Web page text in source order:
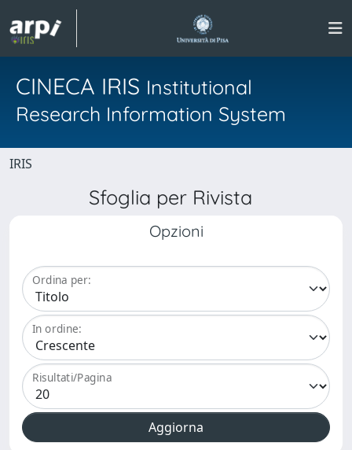
CINECA IRIS Institutional
Research Information System
IRIS
Sfoglia per Rivista
Opzioni
Ordina per:
In ordine:
Risultati/Pagina